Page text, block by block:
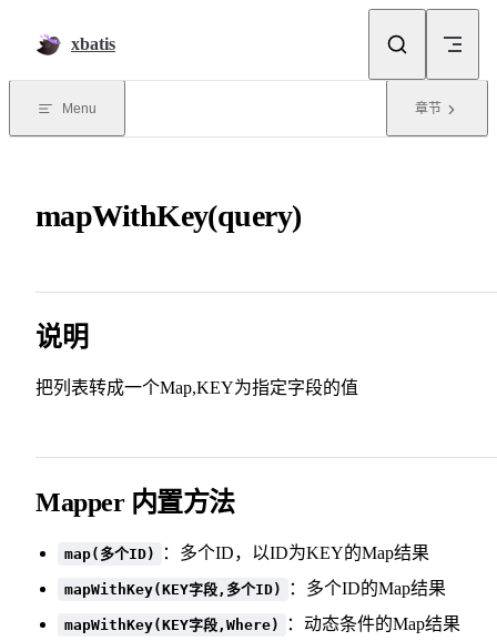
xbatis
Menu 章节
mapWithKey(query)
说明
把列表转成一个Map,KEY为指定字段的值
Mapper 内置方法
map(多个ID) ：多个ID，以ID为KEY的Map结果
mapWithKey(KEY字段,多个ID) ：多个ID的Map结果
mapWithKey(KEY字段,Where) ：动态条件的Map结果